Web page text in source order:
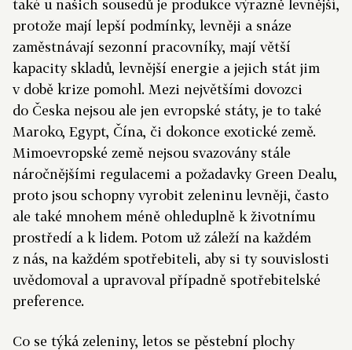
také u našich sousedů je produkce výrazně levnější,
protože mají lepší podmínky, levněji a snáze
zaměstnávají sezonní pracovníky, mají větší
kapacity skladů, levnější energie a jejich stát jim
v době krize pomohl. Mezi největšími dovozci
do Česka nejsou ale jen evropské státy, je to také
Maroko, Egypt, Čína, či dokonce exotické země.
Mimoevropské země nejsou svazovány stále
náročnějšími regulacemi a požadavky Green Dealu,
proto jsou schopny vyrobit zeleninu levněji, často
ale také mnohem méně ohleduplně k životnímu
prostředí a k lidem. Potom už záleží na každém
z nás, na každém spotřebiteli, aby si ty souvislosti
uvědomoval a upravoval případně spotřebitelské
preference.
Co se týká zeleniny, letos se pěstební plochy